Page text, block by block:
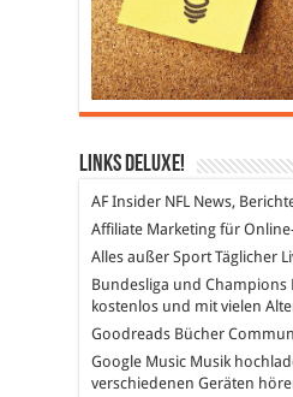
Links DeLuXe!
AF InsiderNFL News,
Affiliate Marketingfür
Alles außer SportTäglicher
Bundesliga und Champions
kostenlos und mit vielen
GoodreadsBücher
Google MusicMusik
verschiedenen Geräten